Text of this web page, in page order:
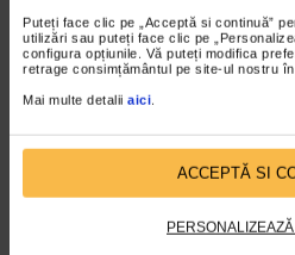
Puteți face clic pe „Acceptă si continuă”
utilizări sau puteți face clic pe
configura opțiunile. Vă puteți modifica
retrage consimțământul pe site-ul nostru
Mai multe detalii aici.
ACCEPTĂ SI
ARTELE SPECTACOLULUI
Sebastian Spanache
Capital Jazz Festival